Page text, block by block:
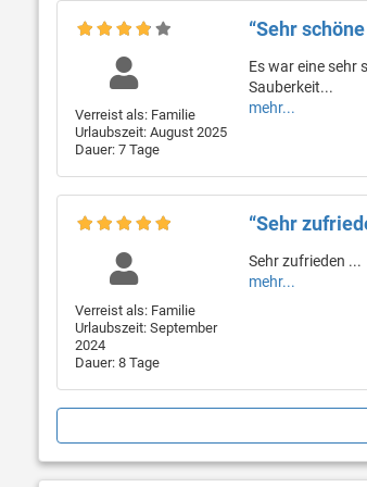
Verreist als: Familie
Urlaubszeit: August 2025
Dauer: 7 Tage
“Sehr
Es war eine sehr
Sauberkeit...
mehr...
Verreist als: Familie
Urlaubszeit: September
2024
Dauer: 8 Tage
“Sehr
Sehr zufrieden ...
mehr...